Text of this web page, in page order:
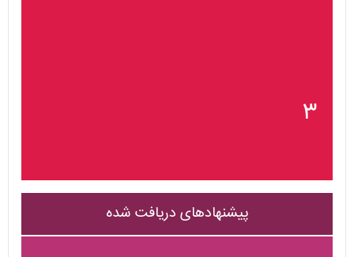
۳
پیشنهادهای دریافت شده